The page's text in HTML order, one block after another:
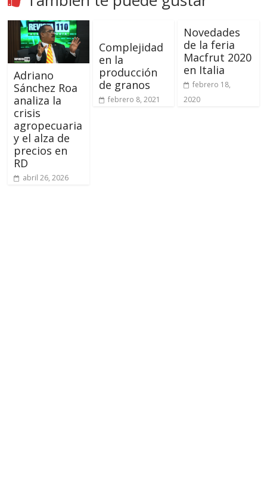
Adriano
Sánchez Roa
analiza la
crisis
agropecuaria
y el alza de
precios en
RD
abril 26, 2026
Complejidad
en la
producción
de granos
febrero 8, 2021
Novedades
de la feria
Macfrut 2020
en Italia
febrero 18,
2020